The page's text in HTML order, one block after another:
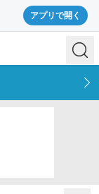
アプリで開く